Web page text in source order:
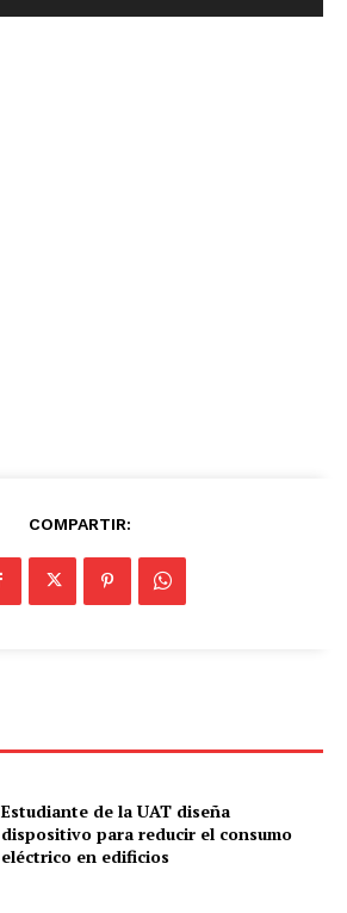
COMPARTIR:
Estudiante de la UAT diseña
dispositivo para reducir el consumo
eléctrico en edificios